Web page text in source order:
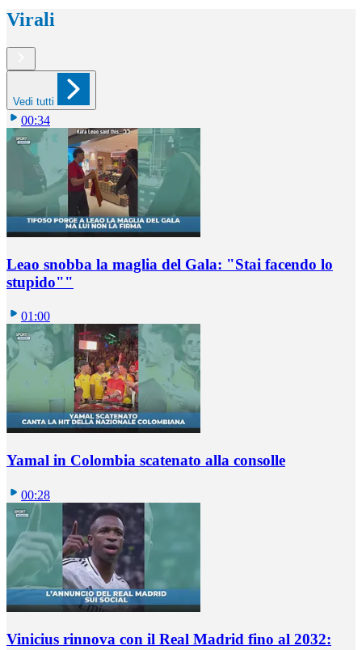
Virali
Vedi tutti
00:34
Leao snobba la maglia del Gala: "Stai facendo lo
stupido""
01:00
Yamal in Colombia scatenato alla consolle
00:28
Vinicius rinnova con il Real Madrid fino al 2032: